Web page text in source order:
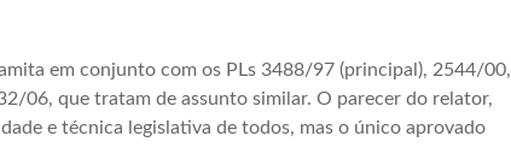
em conjunto com os PLs 3488/97 (principal), 2544/00,
que tratam de assunto similar. O parecer do relator,
e técnica legislativa de todos, mas o único aprovado